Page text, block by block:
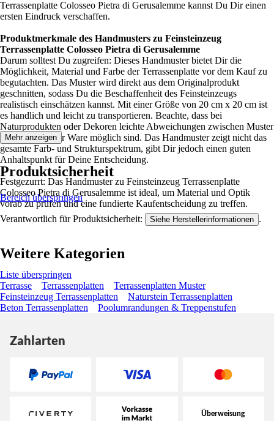
Terrassenplatte Colosseo Pietra di Gerusalemme kannst Du Dir einen
ersten Eindruck verschaffen.
Produktmerkmale des Handmusters zu Feinsteinzeug
Terrassenplatte Colosseo Pietra di Gerusalemme
Darum solltest Du zugreifen: Dieses Handmuster bietet Dir die
Möglichkeit, Material und Farbe der Terrassenplatte vor dem Kauf zu
begutachten. Das Muster wird direkt aus dem Originalprodukt
geschnitten, sodass Du die Beschaffenheit des Feinsteinzeugs
realistisch einschätzen kannst. Mit einer Größe von 20 cm x 20 cm ist
es handlich und leicht zu transportieren. Beachte, dass bei
Naturprodukten oder Dekoren leichte Abweichungen zwischen Muster
und tatsächlicher Ware möglich sind. Das Handmuster zeigt nicht das
gesamte Farb- und Strukturspektrum, gibt Dir jedoch einen guten
Anhaltspunkt für Deine Entscheidung.
Festgezurrt: Das Handmuster zu Feinsteinzeug Terrassenplatte
Colosseo Pietra di Gerusalemme ist ideal, um Material und Optik
vorab zu prüfen und eine fundierte Kaufentscheidung zu treffen.
Mehr anzeigen
Produktsicherheit
Bereich überspringen
Verantwortlich für Produktsicherheit: Siehe Herstellerinformationen .
Weitere Kategorien
Liste überspringen
Terrasse
Terrassenplatten
Terrassenplatten Muster
Feinsteinzeug Terrassenplatten
Naturstein Terrassenplatten
Beton Terrassenplatten
Poolumrandungen & Treppenstufen
Zahlarten